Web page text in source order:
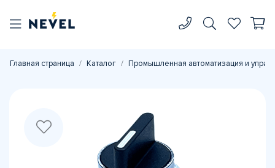
Главная страница Каталог Промышленная автоматизация и